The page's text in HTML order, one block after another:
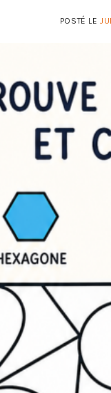
POSTÉ LE